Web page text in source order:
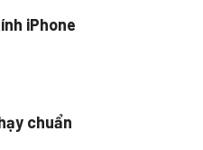
iPhone
chuẩn